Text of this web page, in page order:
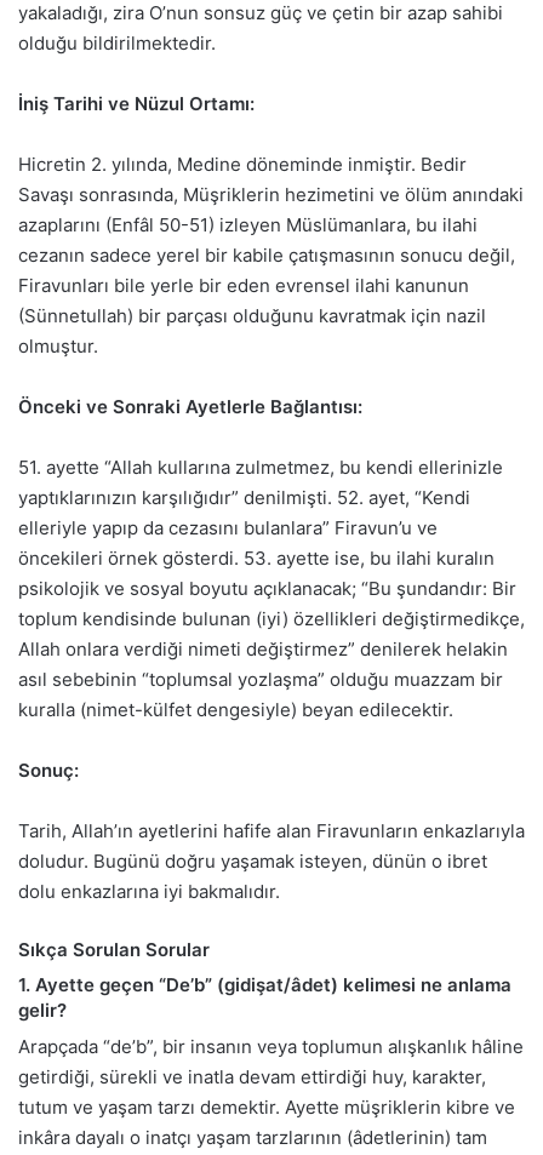
yakaladığı, zira O’nun sonsuz güç ve çetin bir azap sahibi
olduğu bildirilmektedir.
İniş Tarihi ve Nüzul Ortamı:
Hicretin 2. yılında, Medine döneminde inmiştir. Bedir
Savaşı sonrasında, Müşriklerin hezimetini ve ölüm anındaki
azaplarını (Enfâl 50-51) izleyen Müslümanlara, bu ilahi
cezanın sadece yerel bir kabile çatışmasının sonucu değil,
Firavunları bile yerle bir eden evrensel ilahi kanunun
(Sünnetullah) bir parçası olduğunu kavratmak için nazil
olmuştur.
Önceki ve Sonraki Ayetlerle Bağlantısı:
51. ayette “Allah kullarına zulmetmez, bu kendi ellerinizle
yaptıklarınızın karşılığıdır” denilmişti. 52. ayet, “Kendi
elleriyle yapıp da cezasını bulanlara” Firavun’u ve
öncekileri örnek gösterdi. 53. ayette ise, bu ilahi kuralın
psikolojik ve sosyal boyutu açıklanacak; “Bu şundandır: Bir
toplum kendisinde bulunan (iyi) özellikleri değiştirmedikçe,
Allah onlara verdiği nimeti değiştirmez” denilerek helakin
asıl sebebinin “toplumsal yozlaşma” olduğu muazzam bir
kuralla (nimet-külfet dengesiyle) beyan edilecektir.
Sonuç:
Tarih, Allah’ın ayetlerini hafife alan Firavunların enkazlarıyla
doludur. Bugünü doğru yaşamak isteyen, dünün o ibret
dolu enkazlarına iyi bakmalıdır.
Sıkça Sorulan Sorular
1. Ayette geçen “De’b” (gidişat/âdet) kelimesi ne anlama
gelir?
Arapçada “de’b”, bir insanın veya toplumun alışkanlık hâline
getirdiği, sürekli ve inatla devam ettirdiği huy, karakter,
tutum ve yaşam tarzı demektir. Ayette müşriklerin kibre ve
inkâra dayalı o inatçı yaşam tarzlarının (âdetlerinin) tam